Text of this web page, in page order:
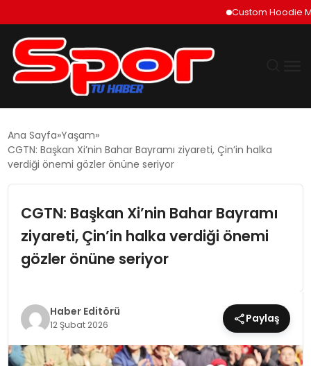
Custom Hoodie
DÜNYA
SIYASET
TEKNOLOJI
EĞITIM
MAGAZIN
Ana Sayfa Yaşam
CGTN: Başkan Xi’nin Bahar Bayramı ziyareti, Çin’in halka
verdiği önemi gözler önüne seriyor
CGTN: Başkan Xi’nin Bahar Bayramı
ziyareti, Çin’in halka verdiği önemi
gözler önüne seriyor
Haber Editörü
12 Şubat 2026 Paylaş